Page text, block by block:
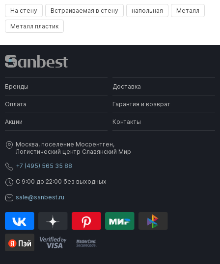
На стену Встраиваемая в стену напольная Металл
Металл пластик
Бренды Доставка
Оплата Гарантия и возврат
Акции Контакты
Москва, поселение Мосрентген,
Логистический центр Славянский Мир
+7 (495) 565 35 88
C 9:00 до 22:00 без выходных
sale@sanbest.ru